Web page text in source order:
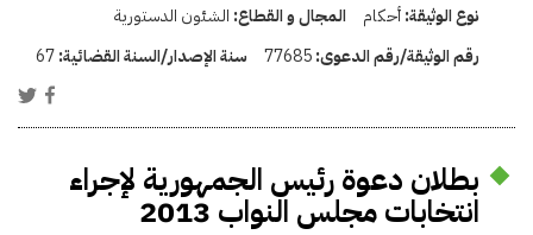
نوع الوثيقة:أحكام المجال و القطاع: الشئون الدستورية
رقم الوثيقة/رقم الدعوى:77685 سنة الإصدار/السنة القضائية:67
بطلان دعوة رئيس الجمهورية لإجراء
انتخابات مجلس النواب 2013